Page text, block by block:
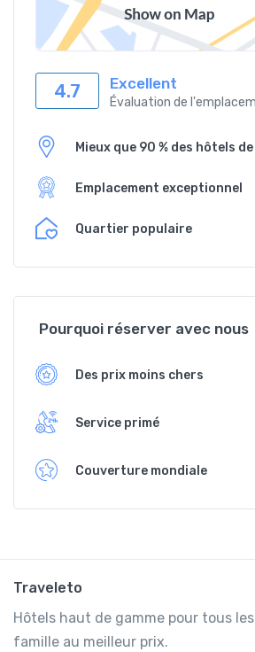
4.7 Excellent
Évaluation de
Mieux que 90 % des hôtels de
Emplacement exceptionnel
Quartier populaire
Pourquoi réserver avec nous
Des prix moins chers
Service primé
Couverture mondiale
Traveleto
Hôtels haut de gamme pour tous
famille au meilleur prix.